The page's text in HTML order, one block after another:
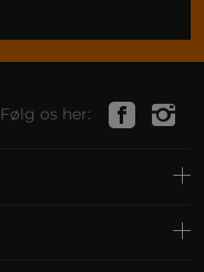
Følg os her: